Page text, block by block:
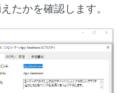
たかを確認します。